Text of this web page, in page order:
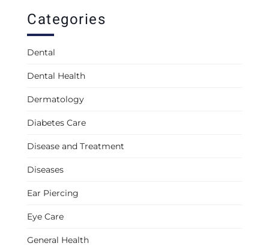
Categories
Dental
Dental Health
Dermatology
Diabetes Care
Disease and Treatment
Diseases
Ear Piercing
Eye Care
General Health